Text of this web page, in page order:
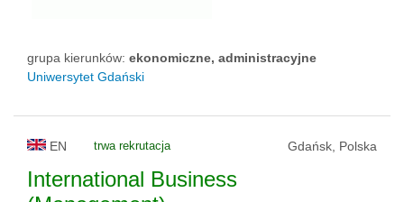
grupa kierunków: ekonomiczne, administracyjne
Uniwersytet Gdański
EN trwa rekrutacja Gdańsk, Polska
International Business